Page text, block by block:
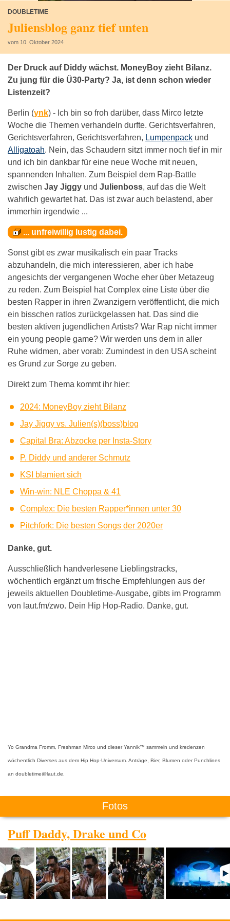
DOUBLETIME
Juliensblog ganz tief unten
vom 10. Oktober 2024
Der Druck auf Diddy wächst. MoneyBoy zieht Bilanz.
Zu jung für die Ü30-Party? Ja, ist denn schon wieder
Listenzeit?
Berlin (ynk) - Ich bin so froh darüber, dass Mirco letzte
Woche die Themen verhandeln durfte. Gerichtsverfahren,
Gerichtsverfahren, Gerichtsverfahren, Lumpenpack und
Alligatoah. Nein, das Schaudern sitzt immer noch tief in mir
und ich bin dankbar für eine neue Woche mit neuen,
spannenden Inhalten. Zum Beispiel dem Rap-Battle
zwischen Jay Jiggy und Julienboss, auf das die Welt
wahrlich gewartet hat. Das ist zwar auch belastend, aber
immerhin irgendwie ...
... unfreiwillig lustig dabei.
Sonst gibt es zwar musikalisch ein paar Tracks
abzuhandeln, die mich interessieren, aber ich habe
angesichts der vergangenen Woche eher über Metazeug
zu reden. Zum Beispiel hat Complex eine Liste über die
besten Rapper in ihren Zwanzigern veröffentlicht, die mich
ein bisschen ratlos zurückgelassen hat. Das sind die
besten aktiven jugendlichen Artists? War Rap nicht immer
ein young people game? Wir werden uns dem in aller
Ruhe widmen, aber vorab: Zumindest in den USA scheint
es Grund zur Sorge zu geben.
Direkt zum Thema kommt ihr hier:
2024: MoneyBoy zieht Bilanz
Jay Jiggy vs. Julien(s)(boss)blog
Capital Bra: Abzocke per Insta-Story
P. Diddy und anderer Schmutz
KSI blamiert sich
Win-win: NLE Choppa & 41
Complex: Die besten Rapper*innen unter 30
Pitchfork: Die besten Songs der 2020er
Danke, gut.
Ausschließlich handverlesene Lieblingstracks,
wöchentlich ergänzt um frische Empfehlungen aus der
jeweils aktuellen Doubletime-Ausgabe, gibts im Programm
von laut.fm/zwo. Dein Hip Hop-Radio. Danke, gut.
Yo Grandma Fromm, Freshman Mirco und dieser Yannik™ sammeln und kredenzen
wöchentlich Diverses aus dem Hip Hop-Universum. Anträge, Bier, Blumen oder Punchlines
an doubletime@laut.de.
Fotos
Puff Daddy, Drake und Co